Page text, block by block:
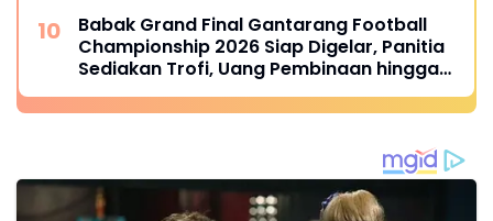
Babak Grand Final Gantarang Football
Championship 2026 Siap Digelar, Panitia
Sediakan Trofi, Uang Pembinaan hingga
Penghargaan Individu